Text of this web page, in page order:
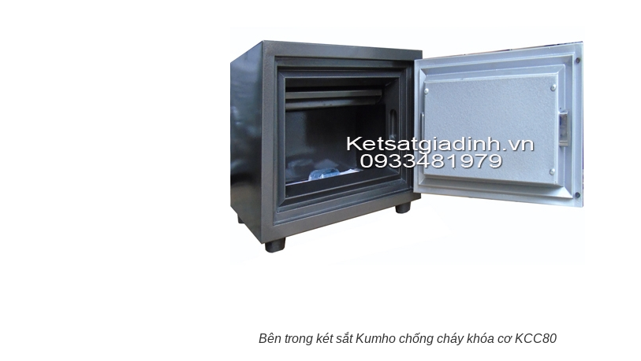
Bên trong két sắt Kumho chống cháy khóa cơ KCC80